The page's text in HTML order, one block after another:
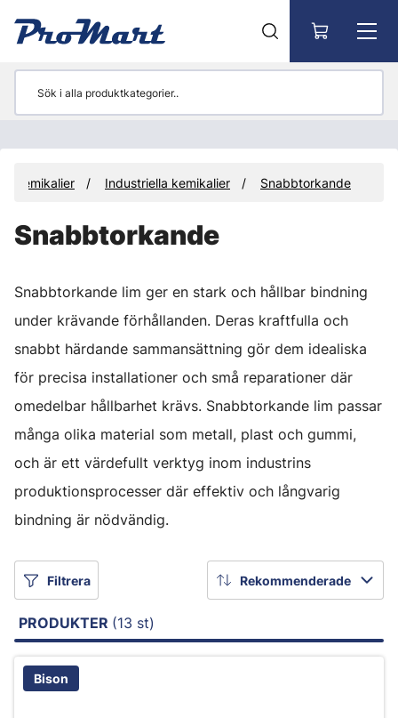
Kemikalier Industriella kemikalier Snabbtorkande
Snabbtorkande
Snabbtorkande lim ger en stark och hållbar bindning
under krävande förhållanden. Deras kraftfulla och
snabbt härdande sammansättning gör dem idealiska
för precisa installationer och små reparationer där
omedelbar hållbarhet krävs. Snabbtorkande lim passar
många olika material som metall, plast och gummi,
och är ett värdefullt verktyg inom industrins
produktionsprocesser där effektiv och långvarig
bindning är nödvändig.
Filtrera Rekommenderade
PRODUKTER (13 st)
Bison